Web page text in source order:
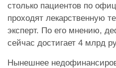
столько пациентов по
проходят лекарственную
эксперт. По его мнению,
сейчас достигает 4 млрд
Нынешнее